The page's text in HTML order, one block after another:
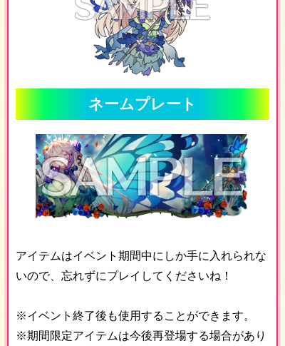
ネームプレート
アイテムはイベント期間中にしか手に入れられな
いので、忘れずにプレイしてくださいね！
※イベント終了後も使用することができます。
※期間限定アイテムは今後再登場する場合があり